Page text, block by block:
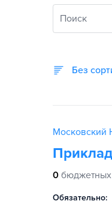
Поиск
Без
Московский
0
Обязательно: